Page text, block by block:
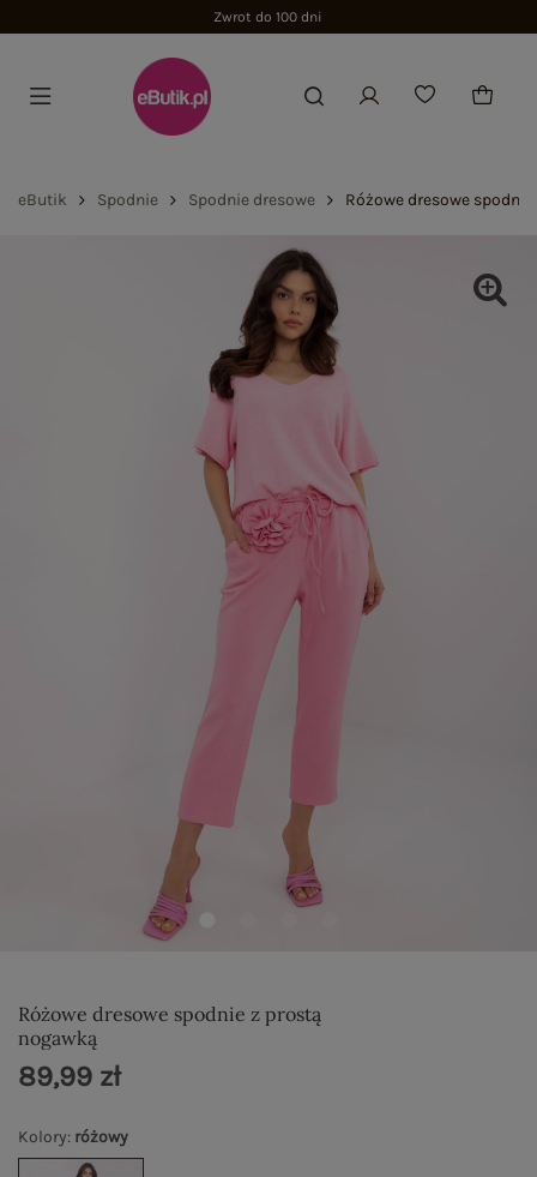
Zwrot do 100 dni
eButik Spodnie Spodnie dresowe Różowe dresowe
Różowe dresowe spodnie z prostą
nogawką
Kolory: różowy
89,99 zł